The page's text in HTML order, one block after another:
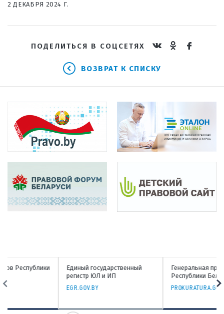
2 ДЕКАБРЯ 2024 Г.
ПОДЕЛИТЬСЯ В СОЦСЕТЯХ
ВОЗВРАТ К СПИСКУ
Единый государственный
Генеральная прокуратура
Республики Беларусь
PROKURATURA.GOV.BY